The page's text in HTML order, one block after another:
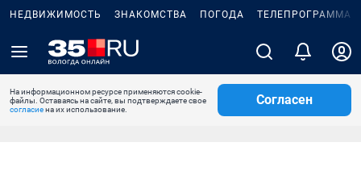
НЕДВИЖИМОСТЬ ЗНАКОМСТВА ПОГОДА ТЕЛЕПРОГРАММА
На информационном ресурсе применяются cookie-
файлы. Оставаясь на сайте, вы подтверждаете свое
согласиена их использование.
Согласен